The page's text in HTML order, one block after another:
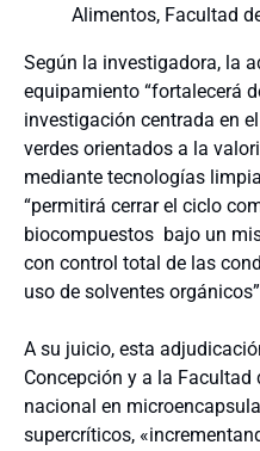
Alimentos, Facultad
Según la investigadora, la
equipamiento “fortalecerá
investigación centrada en
verdes orientados a la
mediante tecnologías
“permitirá cerrar el ciclo
biocompuestos bajo un
con control total de las
uso de solventes
A su juicio, esta
Concepción y a la
nacional en
supercríticos,